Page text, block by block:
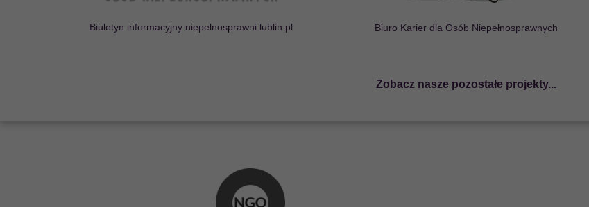
Biuletyn informacyjny niepelnosprawni.lublin.pl Biuro Karier dla Osób Niepełnosprawnych
Zobacz nasze pozostałe projekty...